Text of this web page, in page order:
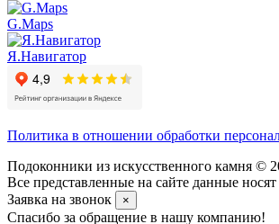
G.Maps
Я.Навигатор
Политика в отношении обработки
Подоконники из искусственного камня ©
Все представленные на сайте данные
Заявка на звонок
×
Спасибо за обращение в нашу компанию!